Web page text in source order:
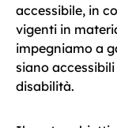
accessibile, in
vigenti in
impegniamo a
siano
disabilità.